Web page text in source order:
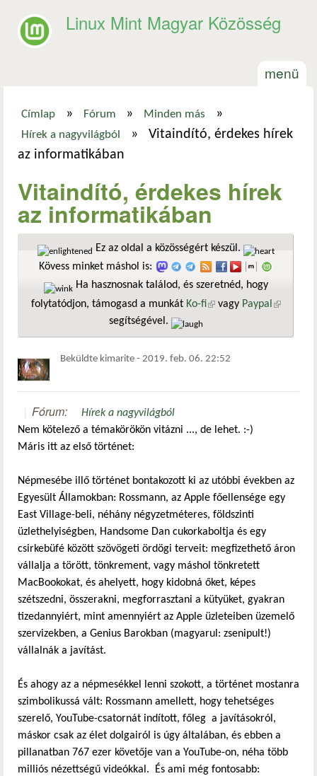
Linux Mint Magyar Közösség
menü
Jelenlegi hely
Címlap » Fórum » Minden más »
Hírek a nagyvilágból »
Vitaindító, érdekes hírek
az informatikában
Vitaindító, érdekes hírek
az informatikában
Ez az oldal a közösségért készül.
Kövess minket máshol is:
Ha hasznosnak találod, és szeretnéd, hogy
folytatódjon, támogasd a munkát Ko-fi(külső hivatkozás)
vagy Paypal
segítségével.
Beküldte kimarite - 2019. feb. 06. 22:52
Fórum:
Hírek a nagyvilágból
Nem kötelező a témakörökön vitázni ..., de lehet. :-)
Máris itt az első történet:
Népmesébe illő történet bontakozott ki az utóbbi években az
Egyesült Államokban: Rossmann, az Apple főellensége egy
East Village-beli, néhány négyzetméteres, földszinti
üzlethelyiségben, Handsome Dan cukorkaboltja és egy
csirkebüfé között szövögeti ördögi terveit: megfizethető áron
vállalja a törött, tönkrement, vagy máshol tönkretett
MacBookokat, és ahelyett, hogy kidobná őket, képes
szétszedni, összerakni, megforrasztani a kütyüket, gyakran
tizedannyiért, mint amennyiért az Apple üzleteiben üzemelő
szervizekben, a Genius Barokban (magyarul: zsenipult!)
vállalnák a javítást.
És ahogy az a népmesékkel lenni szokott, a történet mostanra
szimbolikussá vált: Rossmann amellett, hogy tehetséges
szerelő, YouTube-csatornát indított, főleg a javításokról,
máskor csak az élet dolgairól is úgy általában, és ebben a
pillanatban 767 ezer követője van a YouTube-on, néha több
milliós nézettségű videókkal. És ami még fontosabb: